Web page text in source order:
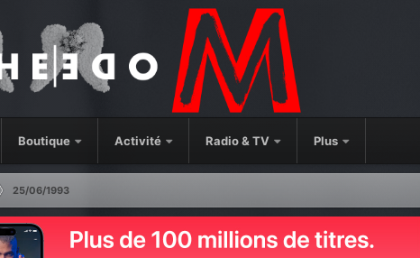
Boutique Activité Radio & TV Plus
25/06/1993